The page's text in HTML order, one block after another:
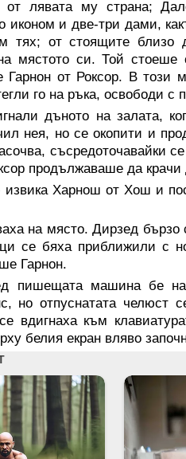
от лявата му страна;
иконом и две-три дами,
тях; от стоящите близо
мястото си. Той стоеше
Гарнон от Роксор. В този
го на ръка, освободи
дъното на залата,
нея, но се окопити и
съсредоточавайки
продължаваше да крачи
Харнош от Хош и
на място. Дирзед
се бяха приближили с
Гарнон.
пишещата машина бе
но отпуснатата челюст
вдигнаха към
белия екран вляво